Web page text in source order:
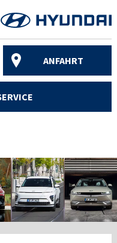
ANFAHRT